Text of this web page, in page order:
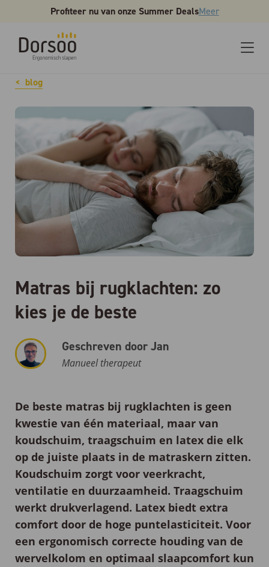
Profiteer nu van onze Summer DealsMeer
blog
Matras bij rugklachten: zo
kies je de beste
Geschreven door Jan
Manueel therapeut
De beste matras bij rugklachten is geen
kwestie van één materiaal, maar van
koudschuim, traagschuim en latex die elk
op de juiste plaats in de matraskern zitten.
Koudschuim zorgt voor veerkracht,
ventilatie en duurzaamheid. Traagschuim
werkt drukverlagend. Latex biedt extra
comfort door de hoge puntelasticiteit. Voor
een ergonomisch correcte houding van de
wervelkolom en optimaal slaapcomfort kun